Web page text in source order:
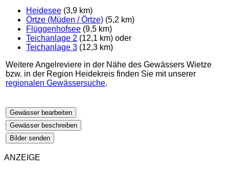
Heidesee (3,9 km)
Örtze (Müden / Örtze) (5,2 km)
Flüggenhofsee (9,5 km)
Teichanlage 2 (12,1 km) oder
Teichanlage 3 (12,3 km)
Weitere Angelreviere in der Nähe des Gewässers Wietze
bzw. in der Region Heidekreis finden Sie mit unserer
regionalen Gewässersuche.
Gewässer bearbeiten
Gewässer beschreiben
Bilder senden
ANZEIGE